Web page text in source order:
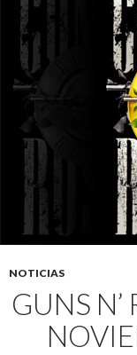
NOTICIAS
GUNS N’